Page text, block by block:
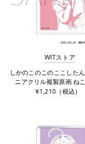
WITストア
しかのこのこのここした
ニアクリル複製原画 ね
¥1,210（税込）